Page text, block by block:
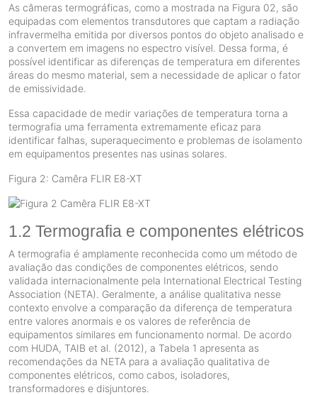
As câmeras termográficas, como a mostrada na Figura 02, são
equipadas com elementos transdutores que captam a radiação
infravermelha emitida por diversos pontos do objeto analisado e
a convertem em imagens no espectro visível. Dessa forma, é
possível identificar as diferenças de temperatura em diferentes
áreas do mesmo material, sem a necessidade de aplicar o fator
de emissividade.
Essa capacidade de medir variações de temperatura torna a
termografia uma ferramenta extremamente eficaz para
identificar falhas, superaquecimento e problemas de isolamento
em equipamentos presentes nas usinas solares.
Figura 2: Camêra FLIR E8-XT
1.2 Termografia e componentes elétricos
A termografia é amplamente reconhecida como um método de
avaliação das condições de componentes elétricos, sendo
validada internacionalmente pela International Electrical Testing
Association (NETA). Geralmente, a análise qualitativa nesse
contexto envolve a comparação da diferença de temperatura
entre valores anormais e os valores de referência de
equipamentos similares em funcionamento normal. De acordo
com HUDA, TAIB et al. (2012), a Tabela 1 apresenta as
recomendações da NETA para a avaliação qualitativa de
componentes elétricos, como cabos, isoladores,
transformadores e disjuntores.